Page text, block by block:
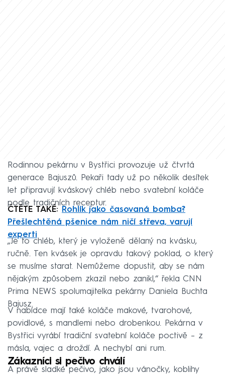
Rodinnou pekárnu v Bystřici provozuje už čtvrtá
generace Bajuszů. Pekaři tady už po několik desítek
let připravují kváskový chléb nebo svatební koláče
podle tradičních receptur.
ČTĚTE TAKÉ: Rohlík jako časovaná bomba?
Přešlechtěná pšenice nám ničí střeva, varují
experti
„Je to chléb, který je vyloženě dělaný na kvásku,
ručně. Ten kvásek je opravdu takový poklad, o který
se musíme starat. Nemůžeme dopustit, aby se nám
nějakým způsobem zkazil nebo zanikl,“ řekla CNN
Prima NEWS spolumajitelka pekárny Daniela Buchta
Bajusz.
V nabídce mají také koláče makové, tvarohové,
povidlové, s mandlemi nebo drobenkou. Pekárna v
Bystřici vyrábí tradiční svatební koláče poctivě – z
másla, vajec a droždí. A nechybí ani rum.
Zákazníci si pečivo chválí
A právě sladké pečivo, jako jsou vánočky, koblihy